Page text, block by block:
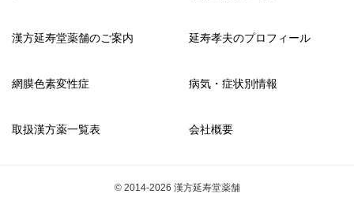
漢方延寿堂薬舗のご案内 延寿孝夫のプロフィール
網膜色素変性症 病気・症状別情報
取扱漢方薬一覧表 会社概要
© 2014-2026 漢方延寿堂薬舗